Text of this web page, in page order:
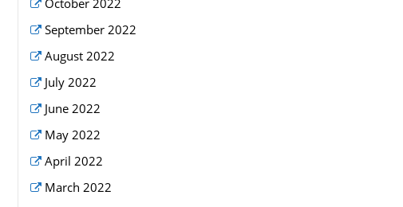
October 2022
September 2022
August 2022
July 2022
June 2022
May 2022
April 2022
March 2022